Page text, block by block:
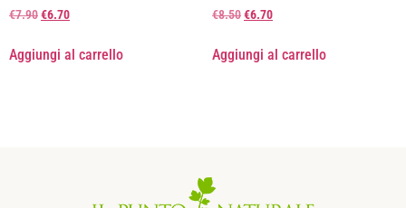
€7.90€6.70
Aggiungi al carrello
€8.50€6.70
Aggiungi al carrello